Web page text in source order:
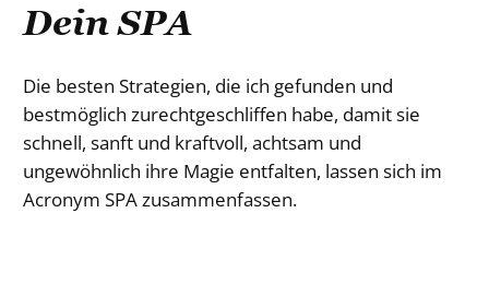
Dein SPA
Die besten Strategien, die ich gefunden und
bestmöglich zurechtgeschliffen habe, damit sie
schnell, sanft und kraftvoll, achtsam und
ungewöhnlich ihre Magie entfalten, lassen sich im
Acronym SPA zusammenfassen.